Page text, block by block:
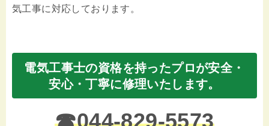
気工事に対応しております。
電気工事士の資格を持ったプロが安全・
安心・丁寧に修理いたします。
☎044-829-5573